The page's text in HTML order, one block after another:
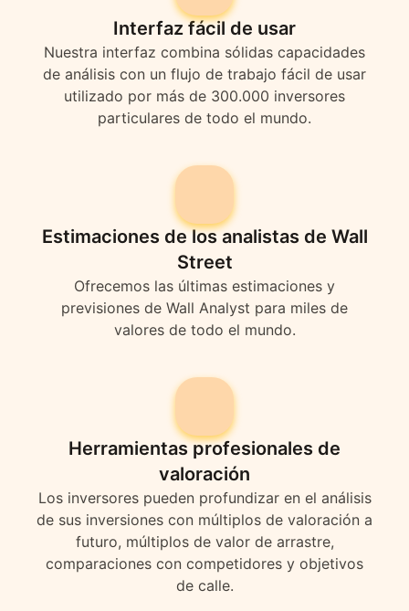
Interfaz fácil de usar
Nuestra interfaz combina sólidas capacidades
de análisis con un flujo de trabajo fácil de usar
utilizado por más de 300.000 inversores
particulares de todo el mundo.
Estimaciones de los analistas de Wall
Street
Ofrecemos las últimas estimaciones y
previsiones de Wall Analyst para miles de
valores de todo el mundo.
Herramientas profesionales de
valoración
Los inversores pueden profundizar en el análisis
de sus inversiones con múltiplos de valoración a
futuro, múltiplos de valor de arrastre,
comparaciones con competidores y objetivos
de calle.